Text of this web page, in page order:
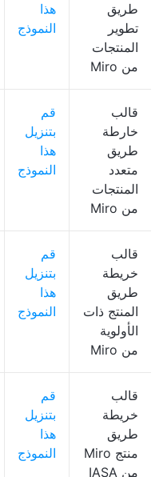
طريق
تطوير
المنتجات
من Miro
هذا
النموذج
قالب
خارطة
طريق
متعدد
المنتجات
من Miro
قم
بتنزيل
هذا
النموذج
قالب
خريطة
طريق
المنتج ذات
الأولوية
من Miro
قم
بتنزيل
هذا
النموذج
قالب
خريطة
طريق
منتج Miro
من IASA
قم
بتنزيل
هذا
النموذج